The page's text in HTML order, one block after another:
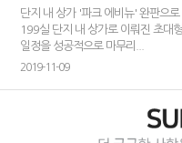
단지 내 상가 '파크 에비뉴' 완판으
199실 단지 내 상가로 이뤄진 초대
일정을 성공적으로 마무리...
2019-11-09